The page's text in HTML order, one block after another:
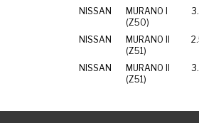
NISSAN
MURANO I
(Z50)
NISSAN
MURANO II
(Z51)
NISSAN
MURANO II
(Z51)